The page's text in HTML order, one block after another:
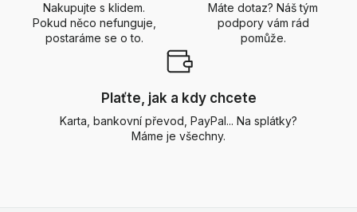
Nakupujte s klidem.
Pokud něco nefunguje,
postaráme se o to.
Máte dotaz? Náš tým
podpory vám rád
pomůže.
Plaťte, jak a kdy chcete
Karta, bankovní převod, PayPal... Na splátky?
Máme je všechny.